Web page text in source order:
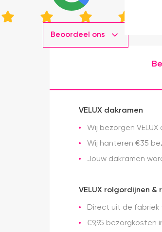
Beoordeel ons
VELUX dakramen
Wij bezorgen
Wij hanteren €35
Jouw dakramen
VELUX rolgordijnen
Direct uit de fabriek
€9,95 bezorgkosten